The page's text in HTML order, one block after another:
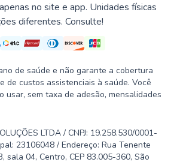
no site e app. Unidades físicas
diferentes. Consulte!
de saúde e não garante a cobertura
de custos assistenciais à saúde. Você
usar, sem taxa de adesão, mensalidades
LTDA / CNPJ: 19.258.530/0001-
23106048 / Endereço: Rua Tenente
sala 04, Centro, CEP 83.005-360, São